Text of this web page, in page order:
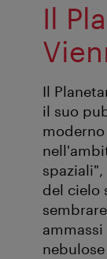
Il
Il
il suo
del cielo